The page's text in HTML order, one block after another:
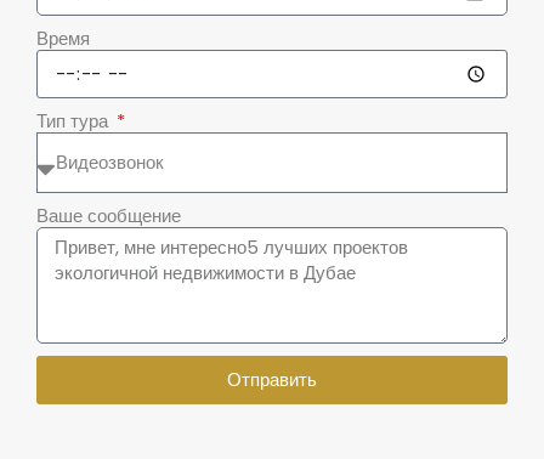
Время
Тип тура
Ваше сообщение
Отправить